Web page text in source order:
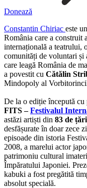
Donează
Constantin Chiriac este
România care a construit
internațională a teatrului,
comunități de voluntari și
care leagă România de
a povestit cu Cătălin
Mindopoly al
De la o ediție începută cu
FITS –Festivalul
astăzi artiști din 83 de țări
desfășurate în doar zece
episoade din istoria
2008, a marelui actor
patrimoniu cultural
Împăratului Japoniei.
kabuki a fost pregătită
absolut specială.